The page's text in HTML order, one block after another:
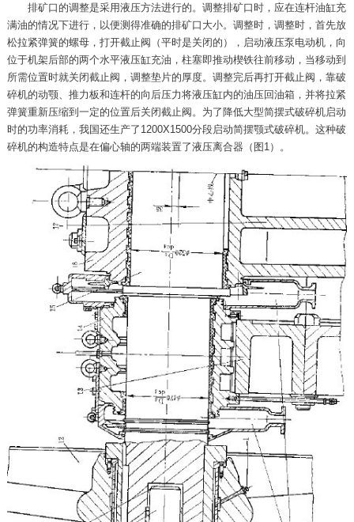
排矿口的调整是采用液压方法进行的。调整排矿口时，应在连杆油缸充
满油的情况下进行，以便测得准确的排矿口大小。调整时，调整时，首先放
松拉紧弹簧的螺母，打开截止阀（平时是关闭的），启动液压泵电动机，向
位于机架后部的两个水平液压缸充油，柱塞即推动楔铁往前移动，当移动到
所需位置时就关闭截止阀，调整垫片的厚度。调整完后再打开截止阀，靠破
碎机的动颚、推力板和连杆的向后压力将液压缸内的油压回油箱，并将拉紧
弹簧重新压缩到一定的位置后关闭截止阀。为了降低大型简摆式破碎机启动
时的功率消耗，我国还生产了1200X1500分段启动简摆颚式破碎机。这种破
碎机的构造特点是在偏心轴的两端装置了液压离合器（图1）。